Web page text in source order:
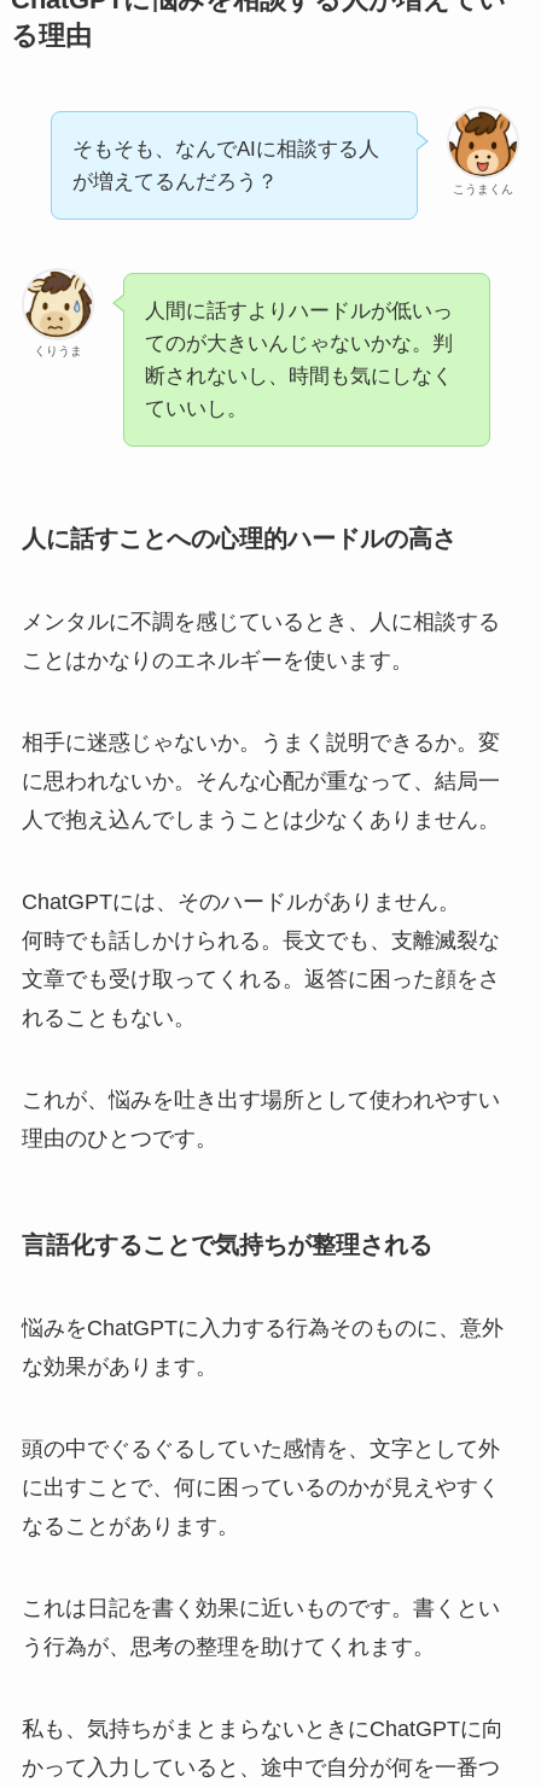
る理由
こうまくん
そもそも、なんでAIに相談する人
が増えてるんだろう？
くりうま
人間に話すよりハードルが低いっ
てのが大きいんじゃないかな。判
断されないし、時間も気にしなく
ていいし。
人に話すことへの心理的ハードルの高さ
メンタルに不調を感じているとき、人に相談する
ことはかなりのエネルギーを使います。
相手に迷惑じゃないか。うまく説明できるか。変
に思われないか。そんな心配が重なって、結局一
人で抱え込んでしまうことは少なくありません。
ChatGPTには、そのハードルがありません。
何時でも話しかけられる。長文でも、支離滅裂な
文章でも受け取ってくれる。返答に困った顔をさ
れることもない。
これが、悩みを吐き出す場所として使われやすい
理由のひとつです。
言語化することで気持ちが整理される
悩みをChatGPTに入力する行為そのものに、意外
な効果があります。
頭の中でぐるぐるしていた感情を、文字として外
に出すことで、何に困っているのかが見えやすく
なることがあります。
これは日記を書く効果に近いものです。書くとい
う行為が、思考の整理を助けてくれます。
私も、気持ちがまとまらないときにChatGPTに向
かって入力していると、途中で自分が何を一番つ